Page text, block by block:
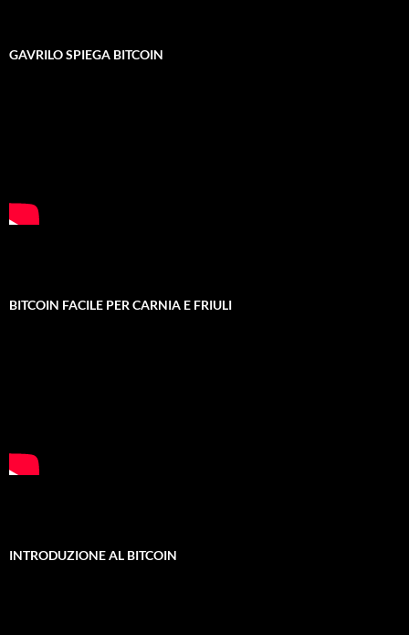
GAVRILO SPIEGA BITCOIN
BITCOIN FACILE PER CARNIA E FRIULI
INTRODUZIONE AL BITCOIN